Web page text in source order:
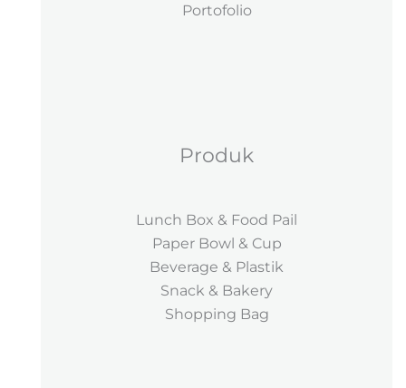
Portofolio
Produk
Lunch Box & Food Pail
Paper Bowl & Cup
Beverage & Plastik
Snack & Bakery
Shopping Bag